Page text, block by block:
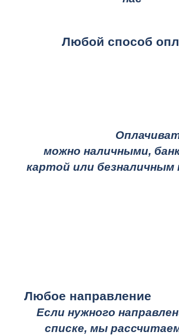
Любой способ
можно наличными,
картой или
Любое направление
Если нужного
списке, мы